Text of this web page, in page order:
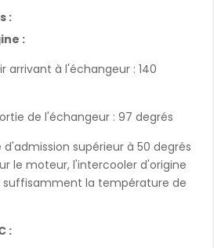
:
:
arrivant à l'échangeur : 140
de l'échangeur : 97 degrés
supérieur à 50 degrés
le moteur, l'intercooler d'origine
suffisamment la température de
: